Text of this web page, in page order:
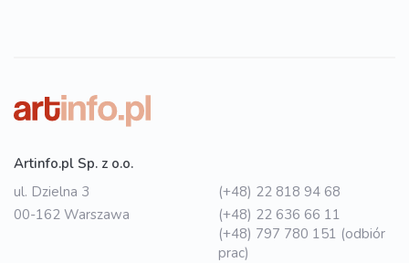
Artinfo.pl Sp. z o.o.
ul. Dzielna 3
00-162 Warszawa
(+48) 22 818 94 68
(+48) 22 636 66 11
(+48) 797 780 151 (odbiór
prac)